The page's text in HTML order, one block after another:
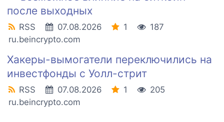
после выходных
RSS 07.08.2026 1
187
ru.beincrypto.com
Хакеры-вымогатели переключились на
инвестфонды с Уолл-стрит
RSS 07.08.2026 1
205
ru.beincrypto.com